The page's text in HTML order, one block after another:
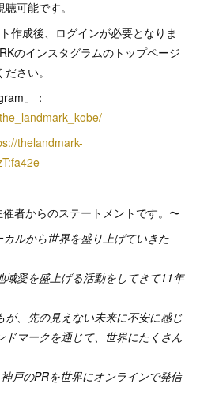
可能です。
作成後、ログインが必要となりま
のインスタグラムのトップページ
さい。
」：
thelandmark-
者からのステートメントです。〜
ルから世界を盛り上げていきた
域愛を盛上げる活動をしてきて11年
が、先の見えない未来に不安に感じ
ドマークを通じて、世界にたくさん
戸のPRを世界にオンラインで発信